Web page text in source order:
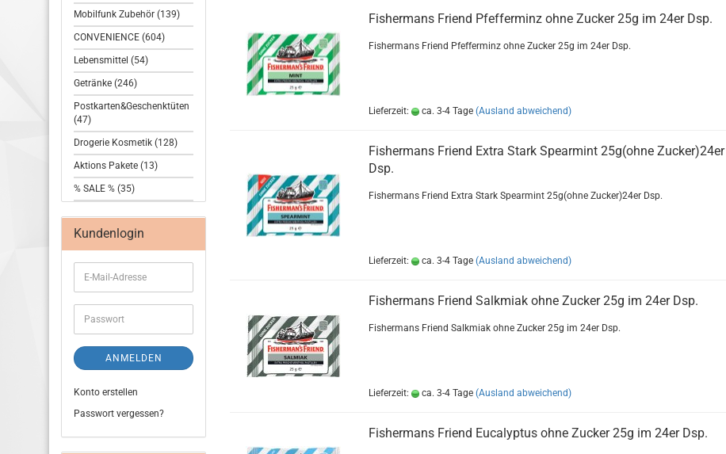
Fi­sher­m­ans Friend Pfef­fer­minz ohne Zu­cker 25g im 24er Dsp.
Fi­sher­m­ans Friend Pfef­fer­minz ohne Zu­cker 25g im 24er Dsp.
Lieferzeit: ca. 3-4 Tage (Ausland abweichend)
Fi­sher­m­ans Friend Extra Stark Spear­mint 25g(ohne Zu­cker)24er
Dsp.
Fi­sher­m­ans Friend Extra Stark Spear­mint 25g(ohne Zu­cker)24er Dsp.
Lieferzeit: ca. 3-4 Tage (Ausland abweichend)
Fi­sher­m­ans Friend Salk­mi­ak ohne Zu­cker 25g im 24er Dsp.
Fi­sher­m­ans Friend Salk­mi­ak ohne Zu­cker 25g im 24er Dsp.
Lieferzeit: ca. 3-4 Tage (Ausland abweichend)
Fi­sher­m­ans Friend Eu­ca­lyp­tus ohne Zu­cker 25g im 24er Dsp.
Mobilfunk Zubehör (139)
CONVENIENCE (604)
Lebensmittel (54)
Getränke (246)
Postkarten&Geschenktüten
(47)
Drogerie Kosmetik (128)
Aktions Pakete (13)
% SALE % (35)
Kundenlogin
ANMELDEN
Konto erstellen
Passwort vergessen?